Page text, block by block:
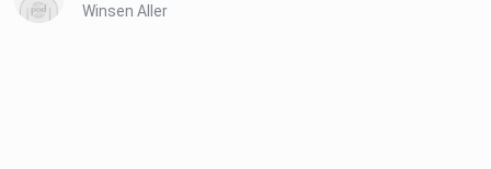
Winsen Aller